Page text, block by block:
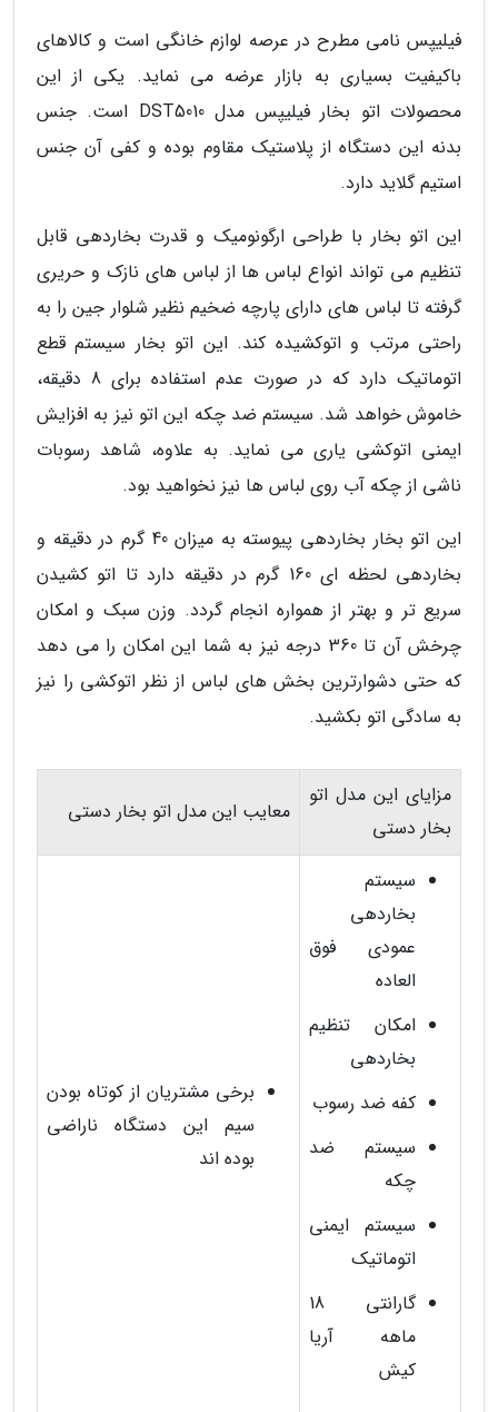
فیلیپس نامی مطرح در عرصه لوازم خانگی است و کالاهای
باکیفیت بسیاری به بازار عرضه می نماید. یکی از این
محصولات اتو بخار فیلیپس مدل DST5010 است. جنس
بدنه این دستگاه از پلاستیک مقاوم بوده و کفی آن جنس
استیم گلاید دارد.
این اتو بخار با طراحی ارگونومیک و قدرت بخاردهی قابل
تنظیم می تواند انواع لباس ها از لباس های نازک و حریری
گرفته تا لباس های دارای پارچه ضخیم نظیر شلوار جین را به
راحتی مرتب و اتوکشیده کند. این اتو بخار سیستم قطع
اتوماتیک دارد که در صورت عدم استفاده برای 8 دقیقه،
خاموش خواهد شد. سیستم ضد چکه این اتو نیز به افزایش
ایمنی اتوکشی یاری می نماید. به علاوه، شاهد رسوبات
ناشی از چکه آب روی لباس ها نیز نخواهید بود.
این اتو بخار بخاردهی پیوسته به میزان 40 گرم در دقیقه و
بخاردهی لحظه ای 160 گرم در دقیقه دارد تا اتو کشیدن
سریع تر و بهتر از همواره انجام گردد. وزن سبک و امکان
چرخش آن تا 360 درجه نیز به شما این امکان را می دهد
که حتی دشوارترین بخش های لباس از نظر اتوکشی را نیز
به سادگی اتو بکشید.
مزایای این مدل اتو
بخار دستی
معایب این مدل اتو بخار دستی
سیستم
بخاردهی
عمودی فوق
العاده
امکان تنظیم
بخاردهی
کفه ضد رسوب
سیستم ضد
چکه
سیستم ایمنی
اتوماتیک
گارانتی 18
ماهه آریا
کیش
برخی مشتریان از کوتاه بودن
سیم این دستگاه ناراضی
بوده اند